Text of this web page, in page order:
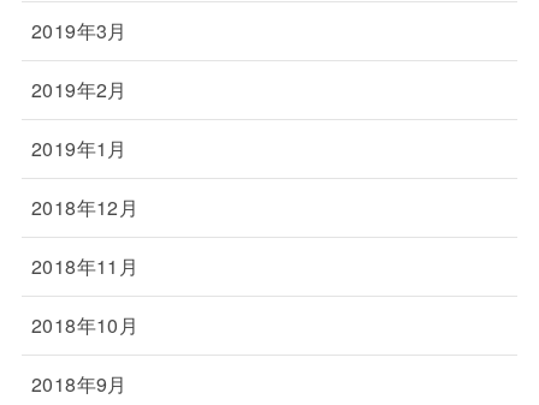
2019年3月
2019年2月
2019年1月
2018年12月
2018年11月
2018年10月
2018年9月